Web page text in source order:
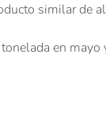
similar de
en